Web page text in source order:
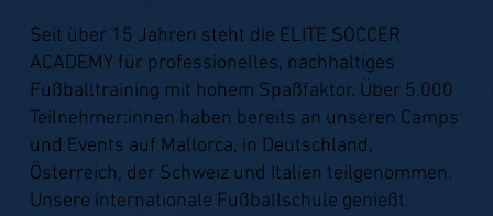
Seit über 15 Jahren steht die ELITE SOCCER
ACADEMY für professionelles, nachhaltiges
Fußballtraining mit hohem Spaßfaktor. Über 5.000
Teilnehmer:innen haben bereits an unseren Camps
und Events auf Mallorca, in Deutschland,
Österreich, der Schweiz und Italien teilgenommen.
Unsere internationale Fußballschule genießt